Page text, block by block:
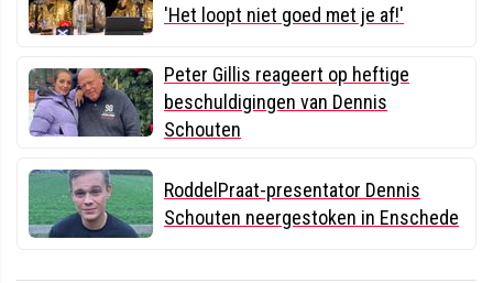
'Het loopt niet goed met je af!'
Peter Gillis reageert op heftige
beschuldigingen van Dennis
Schouten
RoddelPraat-presentator Dennis
Schouten neergestoken in Enschede